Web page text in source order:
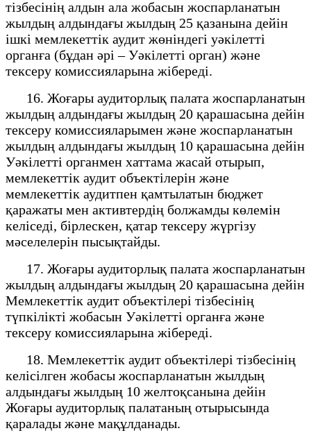
тізбесінің алдын ала жобасын жоспарланатын
жылдың алдындағы жылдың 25 қазанына дейін
ішкі мемлекеттік аудит жөніндегі уәкілетті
органға (бұдан әрі – Уәкілетті орган) және
тексеру комиссияларына жібереді.
16. Жоғары аудиторлық палата жоспарланатын
жылдың алдындағы жылдың 20 қарашасына дейін
тексеру комиссияларымен және жоспарланатын
жылдың алдындағы жылдың 10 қарашасына дейін
Уәкілетті органмен хаттама жасай отырып,
мемлекеттік аудит объектілерін және
мемлекеттік аудитпен қамтылатын бюджет
қаражаты мен активтердің болжамды көлемін
келіседі, бірлескен, қатар тексеру жүргізу
мәселелерін пысықтайды.
17. Жоғары аудиторлық палата жоспарланатын
жылдың алдындағы жылдың 20 қарашасына дейін
Мемлекеттік аудит объектілері тізбесінің
түпкілікті жобасын Уәкілетті органға және
тексеру комиссияларына жібереді.
18. Мемлекеттік аудит объектілері тізбесінің
келісілген жобасы жоспарланатын жылдың
алдындағы жылдың 10 желтоқсанына дейін
Жоғары аудиторлық палатаның отырысында
қаралады және мақұлданады.